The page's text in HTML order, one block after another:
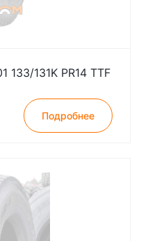
133/131K PR14 TTF
Подробнее